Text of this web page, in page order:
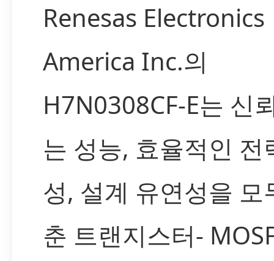
Renesas Electronics
America Inc.의
H7N0308CF-E는 신
는 성능, 효율적인 전
성, 설계 유연성을 모
춘 트랜지스터-